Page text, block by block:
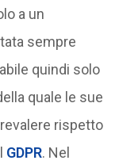
a un
sempre
quindi solo
quale le sue
rispetto
GDPR. Nel